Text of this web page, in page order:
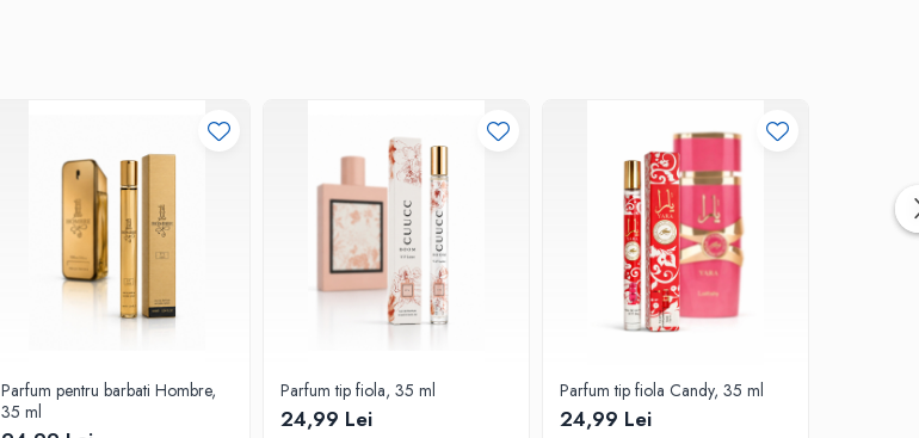
Parfum pentru barbati Hombre,
35 ml
Parfum tip fiola, 35 ml
24,99 Lei
Parfum tip fiola Candy, 35 ml
24,99 Lei